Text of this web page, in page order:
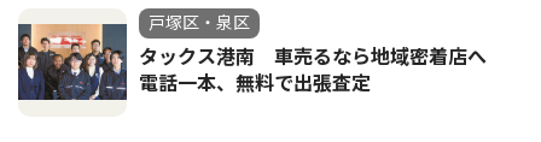
戸塚区・泉区
タックス港南 車売るなら地域密着店へ
電話一本、無料で出張査定